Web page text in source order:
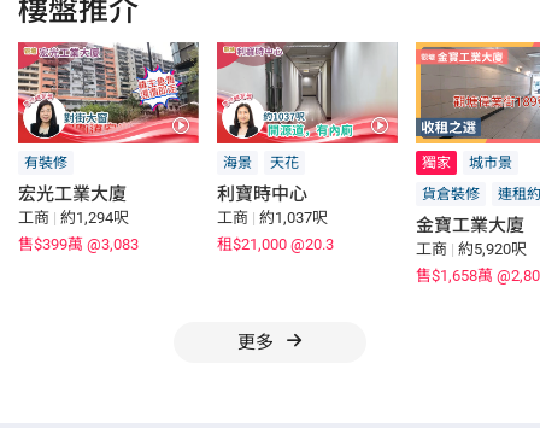
樓盤推介
有裝修
宏光工業大廈
工商 | 約1,294呎
售$399萬 @3,083
海景 天花
利寶時中心
工商 | 約1,037呎
租$21,000 @20.3
獨家
城市景
貨倉裝修
連租約
金寶工業大廈
工商 | 約5,920呎
售$1,658萬
更多